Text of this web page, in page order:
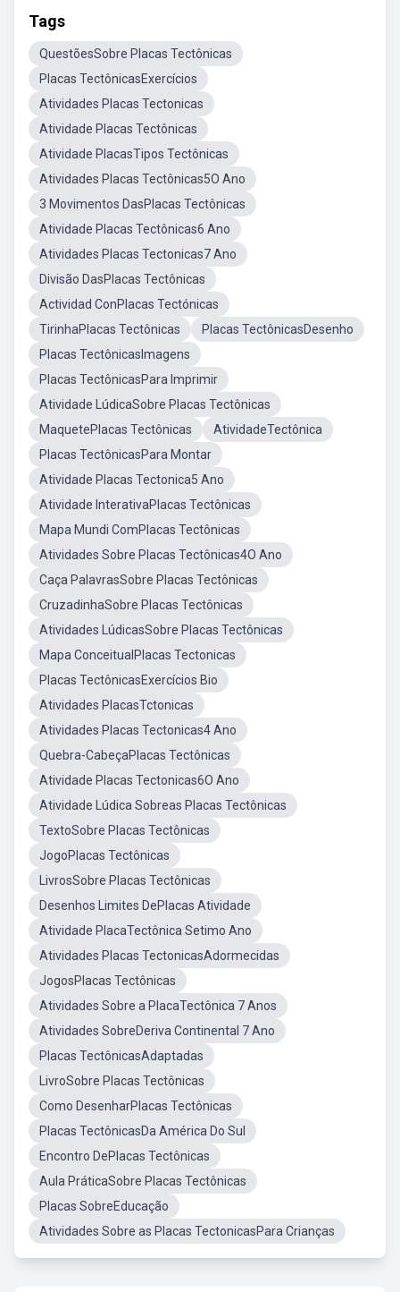
Tags
QuestõesSobre Placas Tectônicas
Placas TectônicasExercícios
Atividades Placas Tectonicas
Atividade Placas Tectônicas
Atividade PlacasTipos Tectônicas
Atividades Placas Tectônicas5O Ano
3 Movimentos DasPlacas Tectônicas
Atividade Placas Tectônicas6 Ano
Atividades Placas Tectonicas7 Ano
Divisão DasPlacas Tectônicas
Actividad ConPlacas Tectónicas
TirinhaPlacas Tectônicas
Placas TectônicasDesenho
Placas TectônicasImagens
Placas TectônicasPara Imprimir
Atividade LúdicaSobre Placas Tectônicas
MaquetePlacas Tectônicas
AtividadeTectônica
Placas TectônicasPara Montar
Atividade Placas Tectonica5 Ano
Atividade InterativaPlacas Tectônicas
Mapa Mundi ComPlacas Tectônicas
Atividades Sobre Placas Tectônicas4O Ano
Caça PalavrasSobre Placas Tectônicas
CruzadinhaSobre Placas Tectônicas
Atividades LúdicasSobre Placas Tectônicas
Mapa ConceitualPlacas Tectonicas
Placas TectônicasExercícios Bio
Atividades PlacasTctonicas
Atividades Placas Tectonicas4 Ano
Quebra-CabeçaPlacas Tectônicas
Atividade Placas Tectonicas6O Ano
Atividade Lúdica Sobreas Placas Tectônicas
TextoSobre Placas Tectônicas
JogoPlacas Tectônicas
LivrosSobre Placas Tectônicas
Desenhos Limites DePlacas Atividade
Atividade PlacaTectônica Setimo Ano
Atividades Placas TectonicasAdormecidas
JogosPlacas Tectônicas
Atividades Sobre a PlacaTectônica 7 Anos
Atividades SobreDeriva Continental 7 Ano
Placas TectônicasAdaptadas
LivroSobre Placas Tectônicas
Como DesenharPlacas Tectônicas
Placas TectônicasDa América Do Sul
Encontro DePlacas Tectônicas
Aula PráticaSobre Placas Tectônicas
Placas SobreEducação
Atividades Sobre as Placas TectonicasPara Crianças